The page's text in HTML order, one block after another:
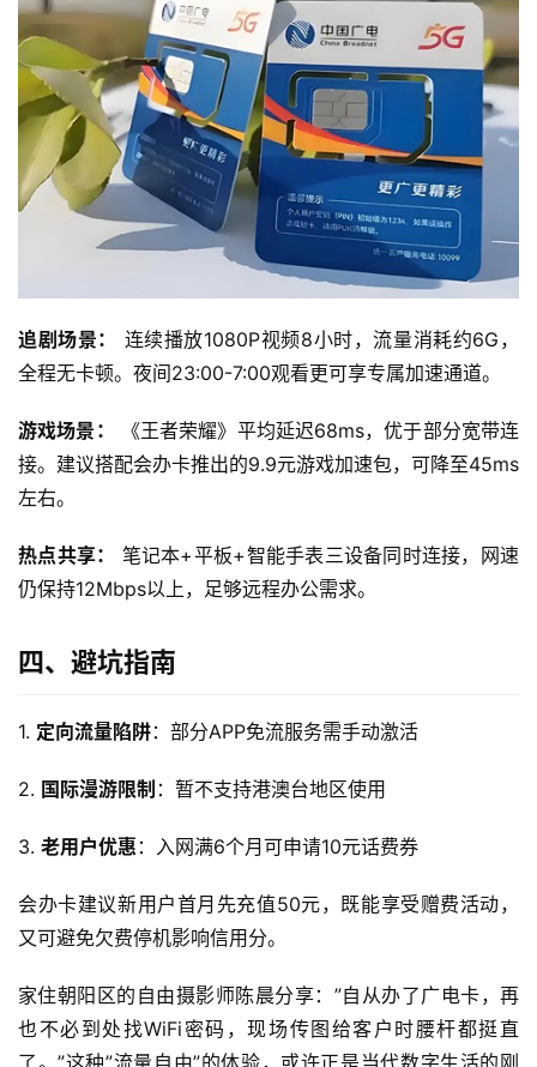
首
页
宽
带
随
身
W
F
i
快
讯
更
页
追剧场景：
连续播放1080P视频8小时，流量消耗约6G，
全程无卡顿。夜间23:00-7:00观看更可享专属加速通道。
游戏场景：
《王者荣耀》平均延迟68ms，优于部分宽带连
接。建议搭配会办卡推出的9.9元游戏加速包，可降至45ms
左右。
热点共享：
笔记本+平板+智能手表三设备同时连接，网速
仍保持12Mbps以上，足够远程办公需求。
四、避坑指南
1. 定向流量陷阱：部分APP免流服务需手动激活
2. 国际漫游限制 ：暂不支持港澳台地区使用
3. 老用户优惠 ：入网满6个月可申请10元话费券
会办卡建议新用户首月先充值50元，既能享受赠费活动，
又可避免欠费停机影响信用分。
家住朝阳区的自由摄影师陈晨分享：”自从办了广电卡，再
也不必到处找WiFi密码，现场传图给客户时腰杆都挺直